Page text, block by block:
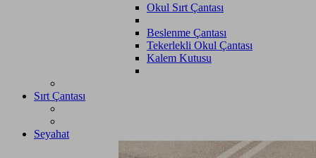
Okul Sırt Çantası
Beslenme Çantası
Tekerlekli Okul Çantası
Kalem Kutusu
Sırt Çantası
Seyahat